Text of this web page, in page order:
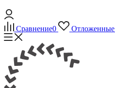
Сравнение0 Отложенные